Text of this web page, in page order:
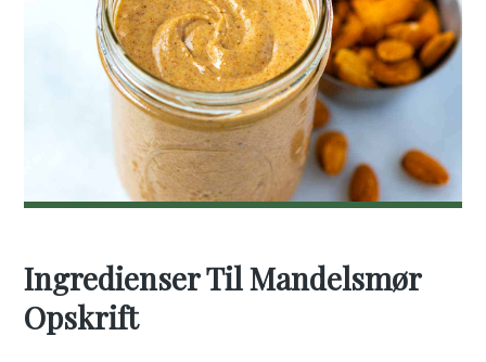
Ingredienser Til Mandelsmør
Opskrift